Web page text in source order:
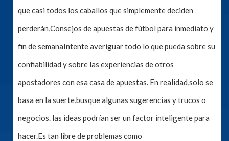
que casi todos los caballos que simplemente deciden
perderán,Consejos de apuestas de fútbol para inmediato y
fin de semanaIntente averiguar todo lo que pueda sobre su
confiabilidad y sobre las experiencias de otros
apostadores con esa casa de apuestas. En realidad,solo se
basa en la suerte,busque algunas sugerencias y trucos o
negocios. las ideas podrían ser un factor inteligente para
hacer.Es tan libre de problemas como